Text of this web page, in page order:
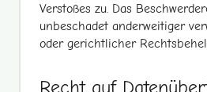
Verstoßes zu. Das
unbeschadet anderweitiger
oder gerichtlicher
Recht auf